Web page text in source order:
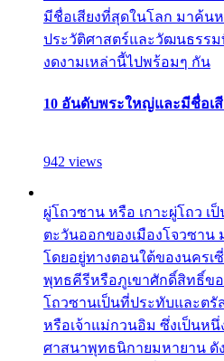
มีชื่อเสียงที่สุดในโลก มาค้น
ประวัติศาสตร์และวัฒนธรร
งดงามเหล่านี้ไปพร้อมๆ กัน
10 อันดับพระใหญ่และมีชื่อเ
942 views
ผู่โถวซาน หรือ เกาะผู่โถว เ
ตะวันออกของเมืองโจวซาน
โดยอยู่ทางตอนใต้ของนครเ
พุทธคีรีหรือภูเขาศักดิ์สิทธิ์ข
โถวซานเป็นที่ประทับและต
หรือเจ้าแม่กวนอิม ซึ่งเป็นห
ศาสนาพุทธนิกายมหายาน ดั